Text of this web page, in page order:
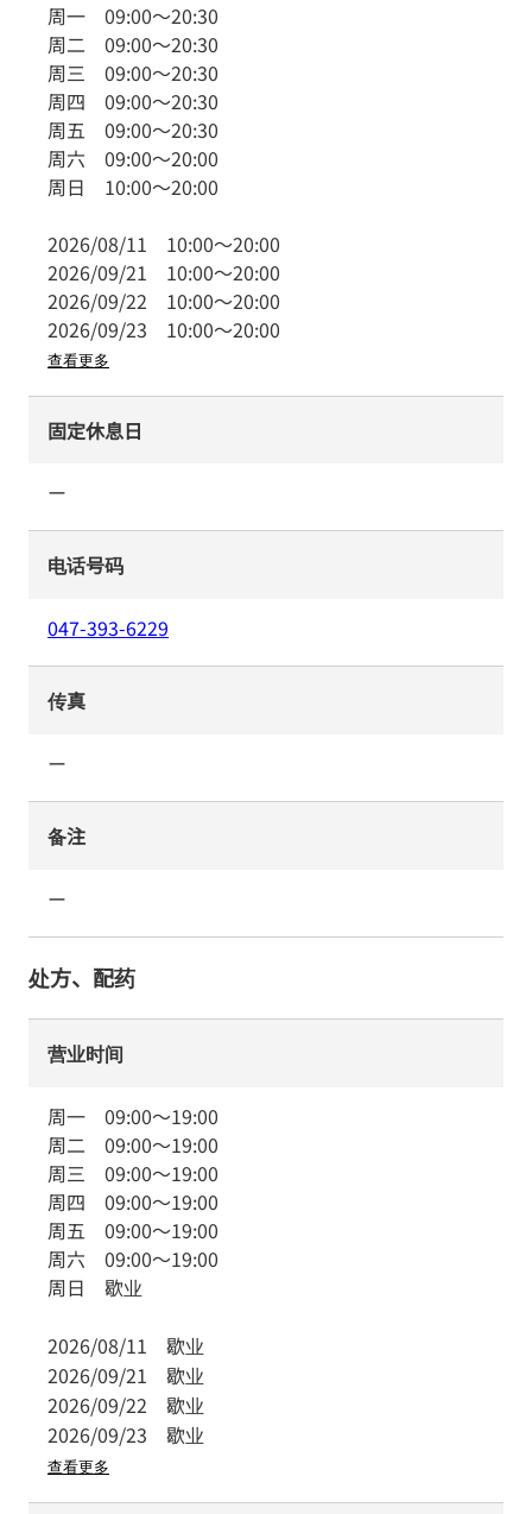
周一 09:00～20:30
周二 09:00～20:30
周三 09:00～20:30
周四 09:00～20:30
周五 09:00～20:30
周六 09:00～20:00
周日 10:00～20:00
2026/08/11 10:00～20:00
2026/09/21 10:00～20:00
2026/09/22 10:00～20:00
2026/09/23 10:00～20:00
查看更多
固定休息日
ー
电话号码
047-393-6229
传真
ー
备注
ー
处方、配药
营业时间
周一 09:00～19:00
周二 09:00～19:00
周三 09:00～19:00
周四 09:00～19:00
周五 09:00～19:00
周六 09:00～19:00
周日 歇业
2026/08/11 歇业
2026/09/21 歇业
2026/09/22 歇业
2026/09/23 歇业
查看更多